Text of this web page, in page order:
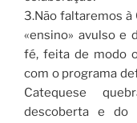
3.Não faltaremos à
«ensino» avulso e
fé, feita de modo
com o programa
Catequese
descoberta e do